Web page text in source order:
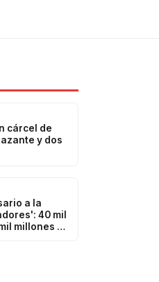
cárcel de
y dos
a la
40 mil
millones en